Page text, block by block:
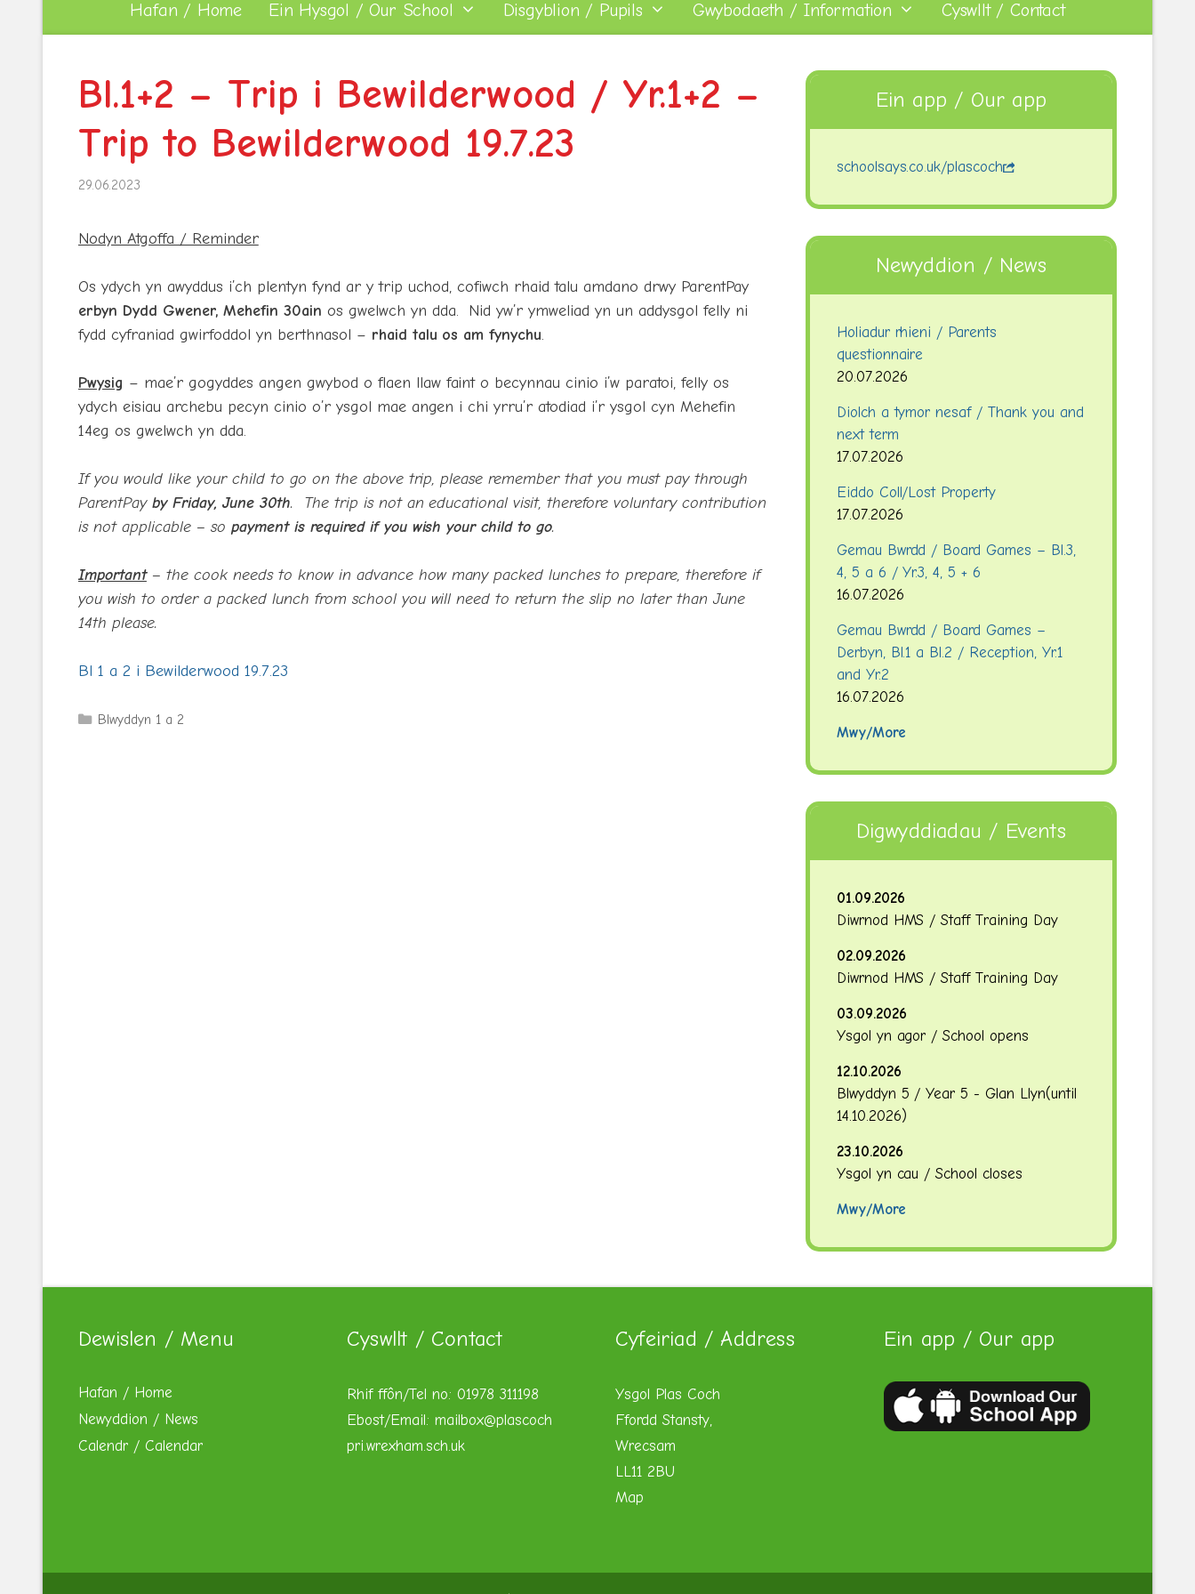
Hafan / Home Ein Hysgol / Our School Disgyblion / Pupils Gwybodaeth / Information Cyswllt / Contact
Bl.1+2 – Trip i Bewilderwood / Yr.1+2 –
Trip to Bewilderwood 19.7.23
29.06.2023
Nodyn Atgoffa / Reminder
Os ydych yn awyddus i’ch plentyn fynd ar y trip uchod, cofiwch rhaid talu amdano drwy ParentPay
erbyn Dydd Gwener, Mehefin 30ain os gwelwch yn dda. Nid yw’r ymweliad yn un addysgol felly ni
fydd cyfraniad gwirfoddol yn berthnasol – rhaid talu os am fynychu.
Pwysig – mae’r gogyddes angen gwybod o flaen llaw faint o becynnau cinio i’w paratoi, felly os
ydych eisiau archebu pecyn cinio o’r ysgol mae angen i chi yrru’r atodiad i’r ysgol cyn Mehefin
14eg os gwelwch yn dda.
If you would like your child to go on the above trip, please remember that you must pay through
ParentPay by Friday, June 30th. The trip is not an educational visit, therefore voluntary contribution
is not applicable – so payment is required if you wish your child to go.
Important– the cook needs to know in advance how many packed lunches to prepare, therefore if
you wish to order a packed lunch from school you will need to return the slip no later than June
14th please.
Bl 1 a 2 i Bewilderwood 19.7.23
Categories
Blwyddyn 1 a 2
Ein app / Our app
schoolsays.co.uk/plascoch
Newyddion / News
Holiadur rhieni / Parents
questionnaire
20.07.2026
Diolch a tymor nesaf / Thank you and
next term
17.07.2026
Eiddo Coll/Lost Property
17.07.2026
Gemau Bwrdd / Board Games – Bl.3,
4, 5 a 6 / Yr.3, 4, 5 + 6
16.07.2026
Gemau Bwrdd / Board Games –
Derbyn, Bl.1 a Bl.2 / Reception, Yr.1
and Yr.2
16.07.2026
Mwy/More
Digwyddiadau / Events
01.09.2026
Diwrnod HMS / Staff Training Day
02.09.2026
Diwrnod HMS / Staff Training Day
03.09.2026
Ysgol yn agor / School opens
12.10.2026
Blwyddyn 5 / Year 5 - Glan Llyn(until
14.10.2026)
23.10.2026
Ysgol yn cau / School closes
Mwy/More
Dewislen / Menu
Hafan / Home
Newyddion / News
Calendr / Calendar
Cyswllt / Contact
Rhif ffôn/Tel no: 01978 311198
Ebost/Email: mailbox@plascoch
pri.wrexham.sch.uk
Cyfeiriad / Address
Ysgol Plas Coch
Ffordd Stansty,
Wrecsam
LL11 2BU
Map
Ein app / Our app